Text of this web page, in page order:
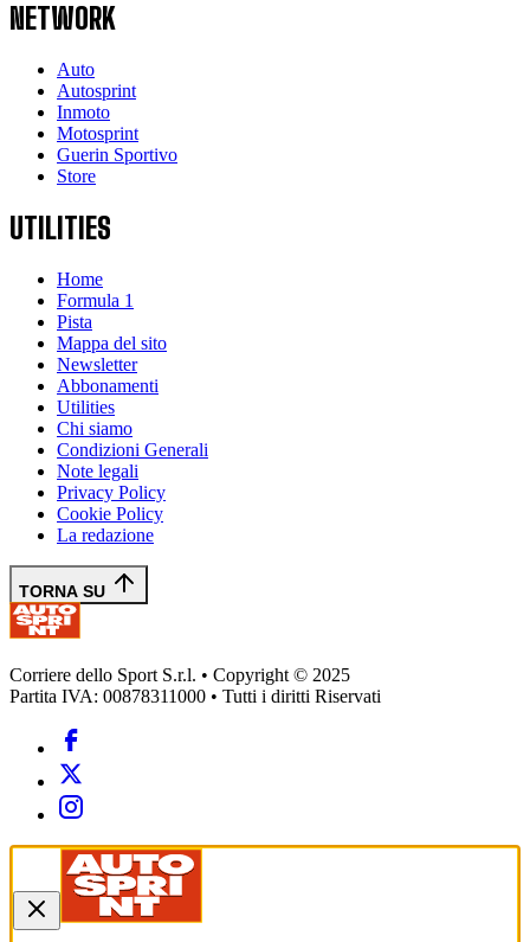
NETWORK
Auto
Autosprint
Inmoto
Motosprint
Guerin Sportivo
Store
UTILITIES
Home
Formula 1
Pista
Mappa del sito
Newsletter
Abbonamenti
Utilities
Chi siamo
Condizioni Generali
Note legali
Privacy Policy
Cookie Policy
La redazione
TORNA SU
Corriere dello Sport S.r.l. • Copyright © 2025
Partita IVA: 00878311000 • Tutti i diritti Riservati